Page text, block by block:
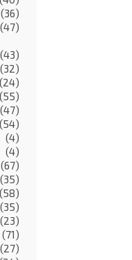
(36)
(47)
(43)
(32)
(24)
(55)
(47)
(54)
(4)
(4)
(67)
(35)
(58)
(35)
(23)
(71)
(27)